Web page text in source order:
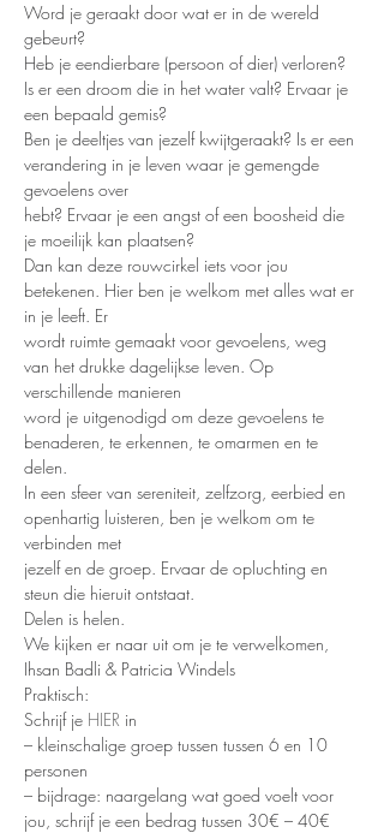
Word je geraakt door wat er in de wereld
gebeurt?
Heb je eendierbare (persoon of dier) verloren?
Is er een droom die in het water valt? Ervaar je
een bepaald gemis?
Ben je deeltjes van jezelf kwijtgeraakt? Is er een
verandering in je leven waar je gemengde
gevoelens over
hebt? Ervaar je een angst of een boosheid die
je moeilijk kan plaatsen?
Dan kan deze rouwcirkel iets voor jou
betekenen. Hier ben je welkom met alles wat er
in je leeft. Er
wordt ruimte gemaakt voor gevoelens, weg
van het drukke dagelijkse leven. Op
verschillende manieren
word je uitgenodigd om deze gevoelens te
benaderen, te erkennen, te omarmen en te
delen.
In een sfeer van sereniteit, zelfzorg, eerbied en
openhartig luisteren, ben je welkom om te
verbinden met
jezelf en de groep. Ervaar de opluchting en
steun die hieruit ontstaat.
Delen is helen.
We kijken er naar uit om je te verwelkomen,
Ihsan Badli & Patricia Windels
Praktisch:
Schrijf je HIER in
– kleinschalige groep tussen tussen 6 en 10
personen
– bijdrage: naargelang wat goed voelt voor
jou, schrijf je een bedrag tussen 30€ – 40€